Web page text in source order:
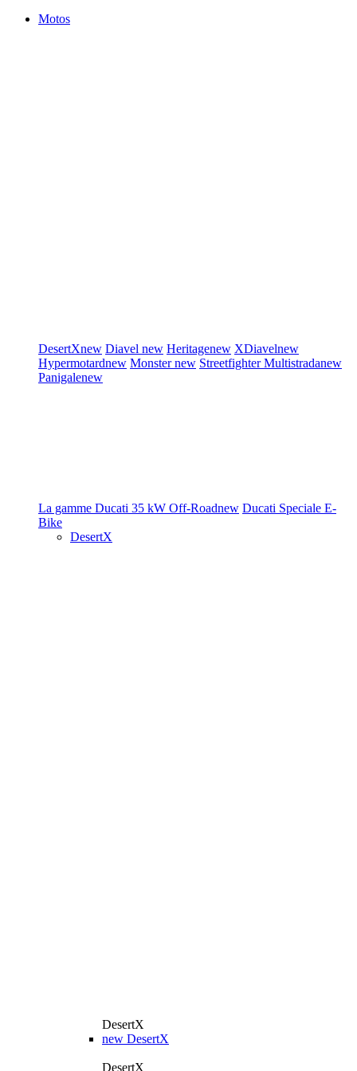
Motos
DesertXnew Diavel new Heritagenew XDiavelnew
Hypermotardnew Monsternew StreetfighterMultistradanew
Panigalenew
La gamme Ducati 35 kW Off-Roadnew Ducati Speciale E-
Bike
DesertX
DesertX
new DesertX
DesertX